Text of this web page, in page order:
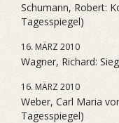
Schumann, Robert:
Tagesspiegel)
16. MÄRZ 2010
Wagner, Richard:
16. MÄRZ 2010
Weber, Carl Maria
Tagesspiegel)